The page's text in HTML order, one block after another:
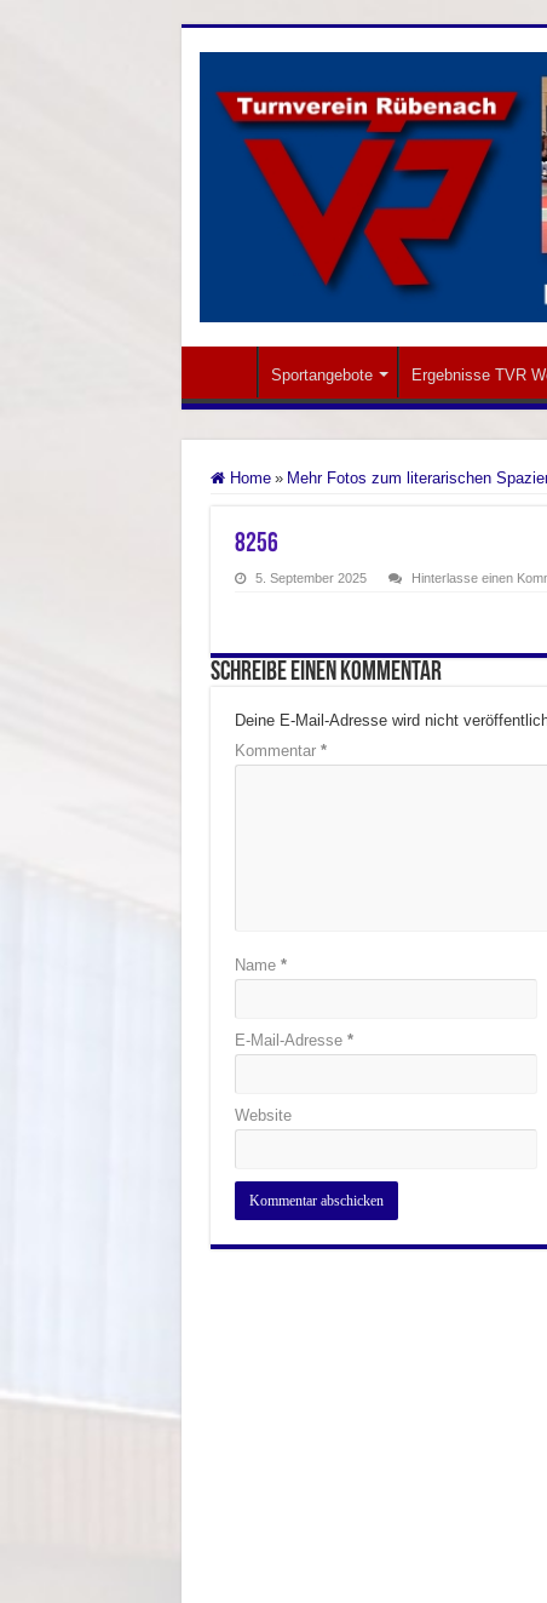
Sportangebote Ergebnisse TVR
Home » Mehr Fotos zum literarischen
8256
5. September 2025 Hinterlasse einen
Schreibe einen Kommentar
Deine E-Mail-Adresse wird nicht
Kommentar *
Name *
E-Mail-Adresse *
Website